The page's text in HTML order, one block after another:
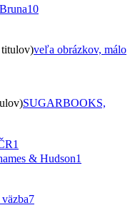
10
titulov)veľa obrázkov, málo
SUGARBOOKS,
1
& Hudson1
7